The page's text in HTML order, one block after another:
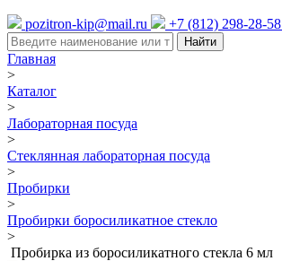
pozitron-kip@mail.ru +7 (812) 298-28-58
Найти
Главная
>
Каталог
>
Лабораторная посуда
>
Стеклянная лабораторная посуда
>
Пробирки
>
Пробирки боросиликатное стекло
>
Пробирка из боросиликатного стекла 6 мл